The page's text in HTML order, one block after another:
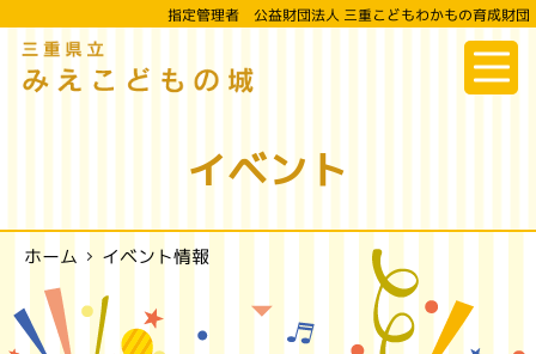
指定管理者 公益財団法人 三重こどもわかもの育成財団
イベント
ホーム イベント情報